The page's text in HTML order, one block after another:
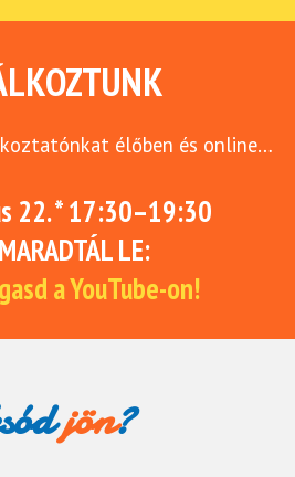
élőben és online…
22. * 17:30–19:30
LE:
a YouTube-on!
jön?